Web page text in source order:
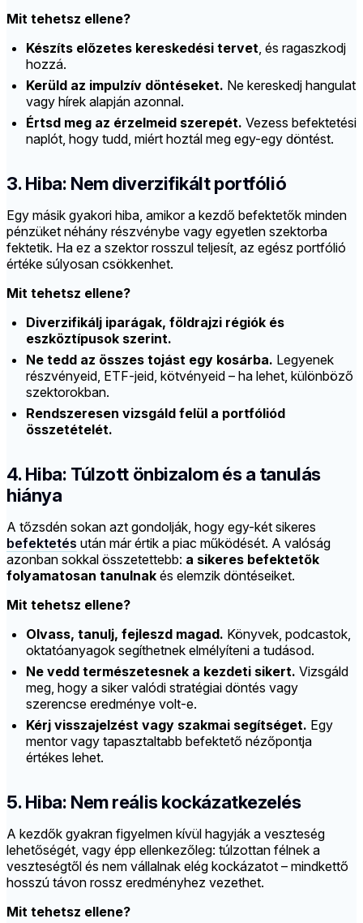
Mit tehetsz ellene?
Készíts előzetes kereskedési tervet, és ragaszkodj
hozzá.
Kerüld az impulzív döntéseket. Ne kereskedj hangulat
vagy hírek alapján azonnal.
Értsd meg az érzelmeid szerepét. Vezess befektetési
naplót, hogy tudd, miért hoztál meg egy-egy döntést.
3. Hiba: Nem diverzifikált portfólió
Egy másik gyakori hiba, amikor a kezdő befektetők minden
pénzüket néhány részvénybe vagy egyetlen szektorba
fektetik. Ha ez a szektor rosszul teljesít, az egész portfólió
értéke súlyosan csökkenhet.
Mit tehetsz ellene?
Diverzifikálj iparágak, földrajzi régiók és
eszköztípusok szerint.
Ne tedd az összes tojást egy kosárba. Legyenek
részvényeid, ETF-jeid, kötvényeid – ha lehet, különböző
szektorokban.
Rendszeresen vizsgáld felül a portfóliód
összetételét.
4. Hiba: Túlzott önbizalom és a tanulás
hiánya
A tőzsdén sokan azt gondolják, hogy egy-két sikeres
befektetés után már értik a piac működését. A valóság
azonban sokkal összetettebb: a sikeres befektetők
folyamatosan tanulnak és elemzik döntéseiket.
Mit tehetsz ellene?
Olvass, tanulj, fejleszd magad. Könyvek, podcastok,
oktatóanyagok segíthetnek elmélyíteni a tudásod.
Ne vedd természetesnek a kezdeti sikert. Vizsgáld
meg, hogy a siker valódi stratégiai döntés vagy
szerencse eredménye volt-e.
Kérj visszajelzést vagy szakmai segítséget. Egy
mentor vagy tapasztaltabb befektető nézőpontja
értékes lehet.
5. Hiba: Nem reális kockázatkezelés
A kezdők gyakran figyelmen kívül hagyják a veszteség
lehetőségét, vagy épp ellenkezőleg: túlzottan félnek a
veszteségtől és nem vállalnak elég kockázatot – mindkettő
hosszú távon rossz eredményhez vezethet.
Mit tehetsz ellene?